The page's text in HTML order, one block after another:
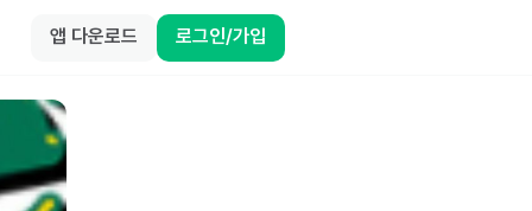
앱 다운로드 로그인/가입